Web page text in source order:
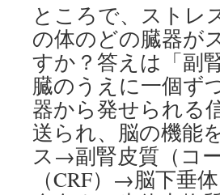
ところで、ストレ
の体のどの臓器が
すか？答えは「副
臓のうえに一個ず
器から発せられる
送られ、脳の機能
ス→副腎皮質（コ
（CRF）→脳下垂